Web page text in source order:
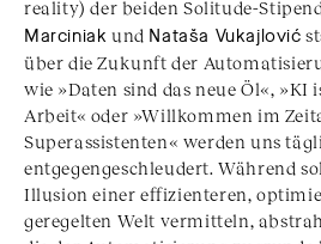
reality) der beiden Solitude-
Marciniak und Nataša Vukajlović
über die Zukunft der
wie »Daten sind das neue Öl«, »KI
Arbeit« oder »Willkommen im
Superassistenten« werden uns
entgegengeschleudert. Während
Illusion einer effizienteren,
geregelten Welt vermitteln,